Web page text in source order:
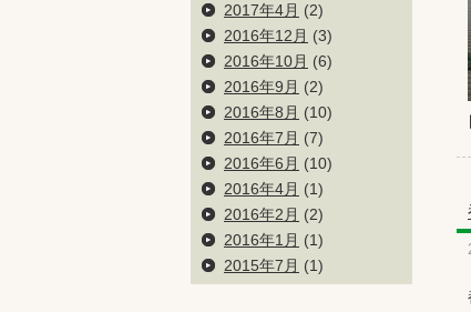
2017年4月 (2)
2016年12月 (3)
2016年10月 (6)
2016年9月 (2)
2016年8月 (10)
2016年7月 (7)
2016年6月 (10)
2016年4月 (1)
2016年2月 (2)
2016年1月 (1)
2015年7月 (1)